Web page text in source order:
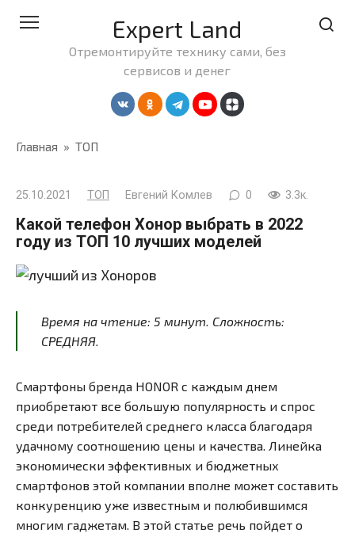
Expert Land
Отремонтируйте технику сами, без
сервисов и денег
Главная » ТОП
25.10.2021 ТОП Евгений Комлев 0 3.3к.
Какой телефон Хонор выбрать в 2022
году из ТОП 10 лучших моделей
Время на чтение: 5 минут . Сложность:
СРЕДНЯЯ.
Смартфоны бренда HONOR с каждым днем
приобретают все большую популярность и спрос
среди потребителей среднего класса благодаря
удачному соотношению цены и качества. Линейка
экономически эффективных и бюджетных
смартфонов этой компании вполне может составить
конкуренцию уже известным и полюбившимся
многим гаджетам. В этой статье речь пойдет о